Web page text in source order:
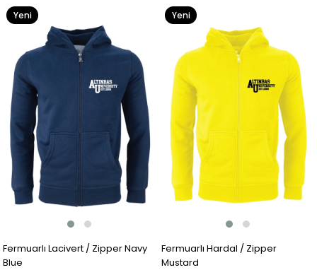
Fermuarlı Lacivert / Zipper Navy
Blue
Yeni
Fermuarlı Hardal / Zipper
Mustard
Yeni